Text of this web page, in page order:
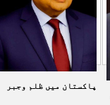
پاکستان میں ظلم وجبر